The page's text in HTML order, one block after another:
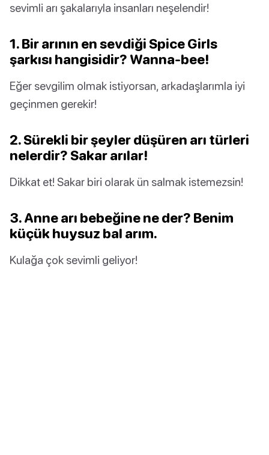
sevimli arı şakalarıyla insanları neşelendir!
1. Bir arının en sevdiği Spice Girls
şarkısı hangisidir? Wanna-bee!
Eğer sevgilim olmak istiyorsan, arkadaşlarımla iyi
geçinmen gerekir!
2. Sürekli bir şeyler düşüren arı türleri
nelerdir? Sakar arılar!
Dikkat et! Sakar biri olarak ün salmak istemezsin!
3. Anne arı bebeğine ne der? Benim
küçük huysuz bal arım.
Kulağa çok sevimli geliyor!